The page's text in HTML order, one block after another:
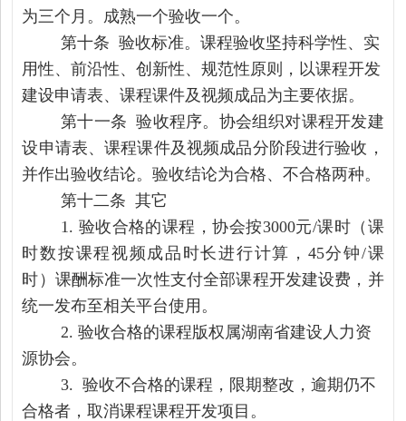
为三个月。 成熟一个验收一个。
第十条 验收标准。课程验收坚持科学性、实
用性、前沿性、创新性、规范性原则， 以课程开发
建设申请表、课程课件及视频成品为主要依据。
第十一条 验收程序。 协会组织对课程开发建
设申请表、课程课件及视频成品分阶段进行验收，
并作出验收结论。验收结论为合格、不合格两种。
第十二条 其它
1. 验收合格的课程 ，协会按3000元/课时 （ 课
时数按课程视频成品时长进行计算， 45分钟/课
时）课酬标准一次性支付全部课程开发建设费， 并
统一发布至相关平台使用 。
2.验收合格的课程版权属湖南省建设人力资
源协会。
3. 验收不合格的课程，限期整改，逾期仍不
合格者，取消课程课程开发项目。